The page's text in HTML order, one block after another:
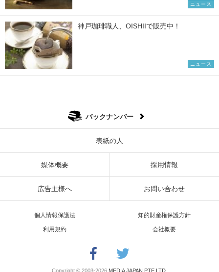
ニュース
神戸珈琲職人、OISHIIで販売中！
ニュース
バックナンバー
表紙の人
媒体概要 採用情報
広告主様へ お問い合わせ
個人情報保護法 知的財産権保護方針
利用規約 会社概要
Copyright © 2003-2026 MEDIA JAPAN PTE LTD.